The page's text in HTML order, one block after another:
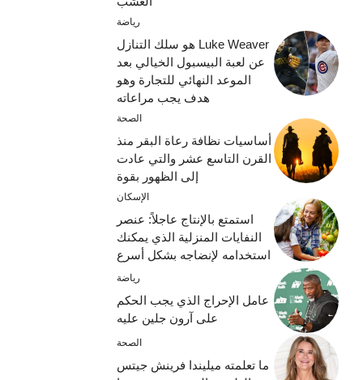
رياضة
Luke Weaver هو سلك التنازل
عن لعبة البيسبول الخيالي بعد
الموعد النهائي للتجارة وهو
هدف يجب مراعاته
الصحة
أساسيات نظافة رعاة البقر منذ
القرن التاسع عشر والتي عادت
إلى الظهور بقوة
الإسكان
استمتع بالإنتاج عاجلاً: عنصر
النفايات المنزلية الذي يمكنك
استخدامه لإنضاجه بشكل أسرع
رياضة
عامل الإحراج الذي يجب الحكم
على آرون جلين عليه
الصحة
ما تعلمته ميليندا فرينش جيتس